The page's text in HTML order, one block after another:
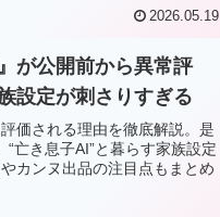
2026.05.19
が公開前から異常評
設定が刺さりすぎる
価される理由を徹底解説。是
亡き息子AI”と暮らす家族設定
カンヌ出品の注目点もまとめ